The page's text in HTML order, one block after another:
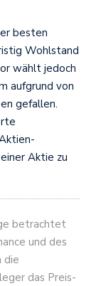
besten
Wohlstand
wählt jedoch
aufgrund von
gefallen.
Aktie zu
betrachtet
und des
die
das Preis-